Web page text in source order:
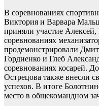
В соревнованиях
Виктория и Варвара
приняли участие
соревнованиях
продемонстрировали
Гордиенко и Глеб
соревнованиях косарей.
Острецова также внесли
успехов. В итоге
место в общекомандном